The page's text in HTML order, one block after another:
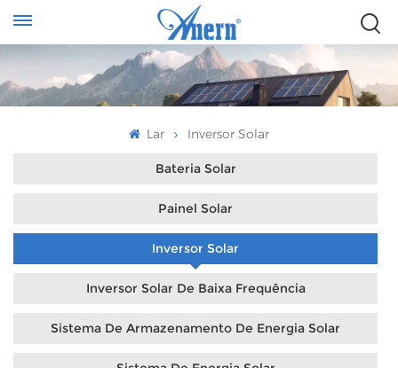
Lar Inversor Solar
Bateria Solar
Painel Solar
Inversor Solar
Inversor Solar De Baixa Frequência
Sistema De Armazenamento De Energia Solar